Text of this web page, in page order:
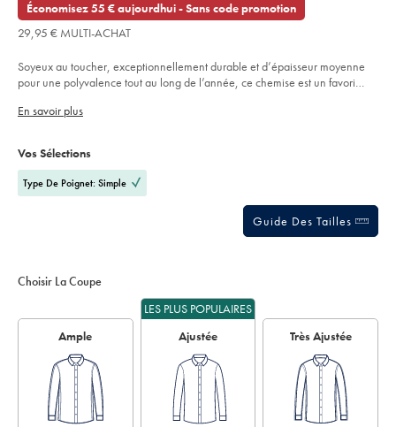
carreaux-
-
-
rose/FOR2416PNK.html?
€
l’article out
of
Économisez 55 € aujourdhui - Sans code promotion
29,95 € MULTI-ACHAT
Soyeux au toucher, exceptionnellement durable et d’épaisseur moyenne
pour une polyvalence tout au long de l’année, ce chemise est un favori
En savoir plus
Actions
cart
Vos Sélections
Type De Poignet: Simple
Guide Des Tailles
Choisir La Coupe
Ample
LES PLUS POPULAIRES
Ajustée
Très Ajustée